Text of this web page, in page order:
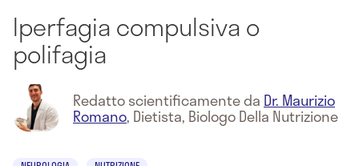
Iperfagia compulsiva o
polifagia
Redatto scientificamente da Dr. Maurizio
Romano, Dietista, Biologo Della Nutrizione